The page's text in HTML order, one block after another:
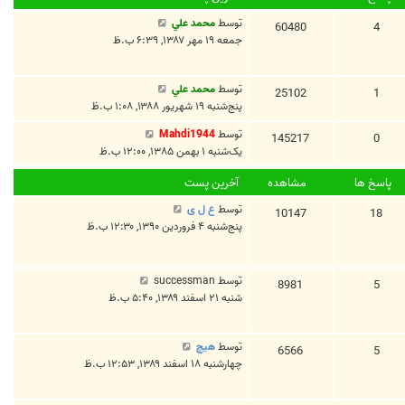
4
60480 توسطمحمد علي
جمعه ۱۹ مهر ۱۳۸۷, ۶:۳۹ ب.ظ
1
25102 توسطمحمد علي
پنج‌شنبه ۱۹ شهریور ۱۳۸۸, ۱:۰۸ ب.ظ
0
145217 توسطMahdi1944
یک‌شنبه ۱ بهمن ۱۳۸۵, ۱۲:۰۰ ب.ظ
پاسخ ها مشاهده آخرین پست
18
10147 توسط ع ل ی
پنج‌شنبه ۴ فروردین ۱۳۹۰, ۱۲:۳۰ ب.ظ
5
8981 توسط successman
شنبه ۲۱ اسفند ۱۳۸۹, ۵:۴۰ ب.ظ
5
6566 توسطهیچ
چهارشنبه ۱۸ اسفند ۱۳۸۹, ۱۲:۵۳ ب.ظ